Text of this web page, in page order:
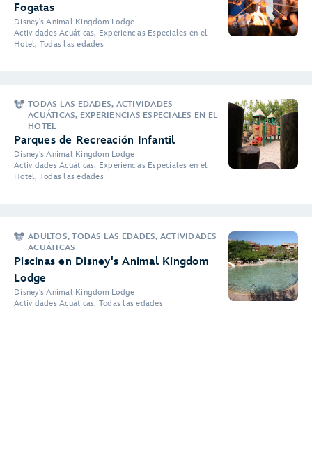
Fogatas
Disney's Animal Kingdom Lodge
Actividades Acuáticas, Experiencias Especiales en el
Hotel, Todas las edades
TODAS LAS EDADES, ACTIVIDADES
ACUÁTICAS, EXPERIENCIAS ESPECIALES EN EL
HOTEL
Parques de Recreación Infantil
Disney's Animal Kingdom Lodge
Actividades Acuáticas, Experiencias Especiales en el
Hotel, Todas las edades
ADULTOS, TODAS LAS EDADES, ACTIVIDADES
ACUÁTICAS
Piscinas en Disney's Animal Kingdom
Lodge
Disney's Animal Kingdom Lodge
Actividades Acuáticas, Todas las edades